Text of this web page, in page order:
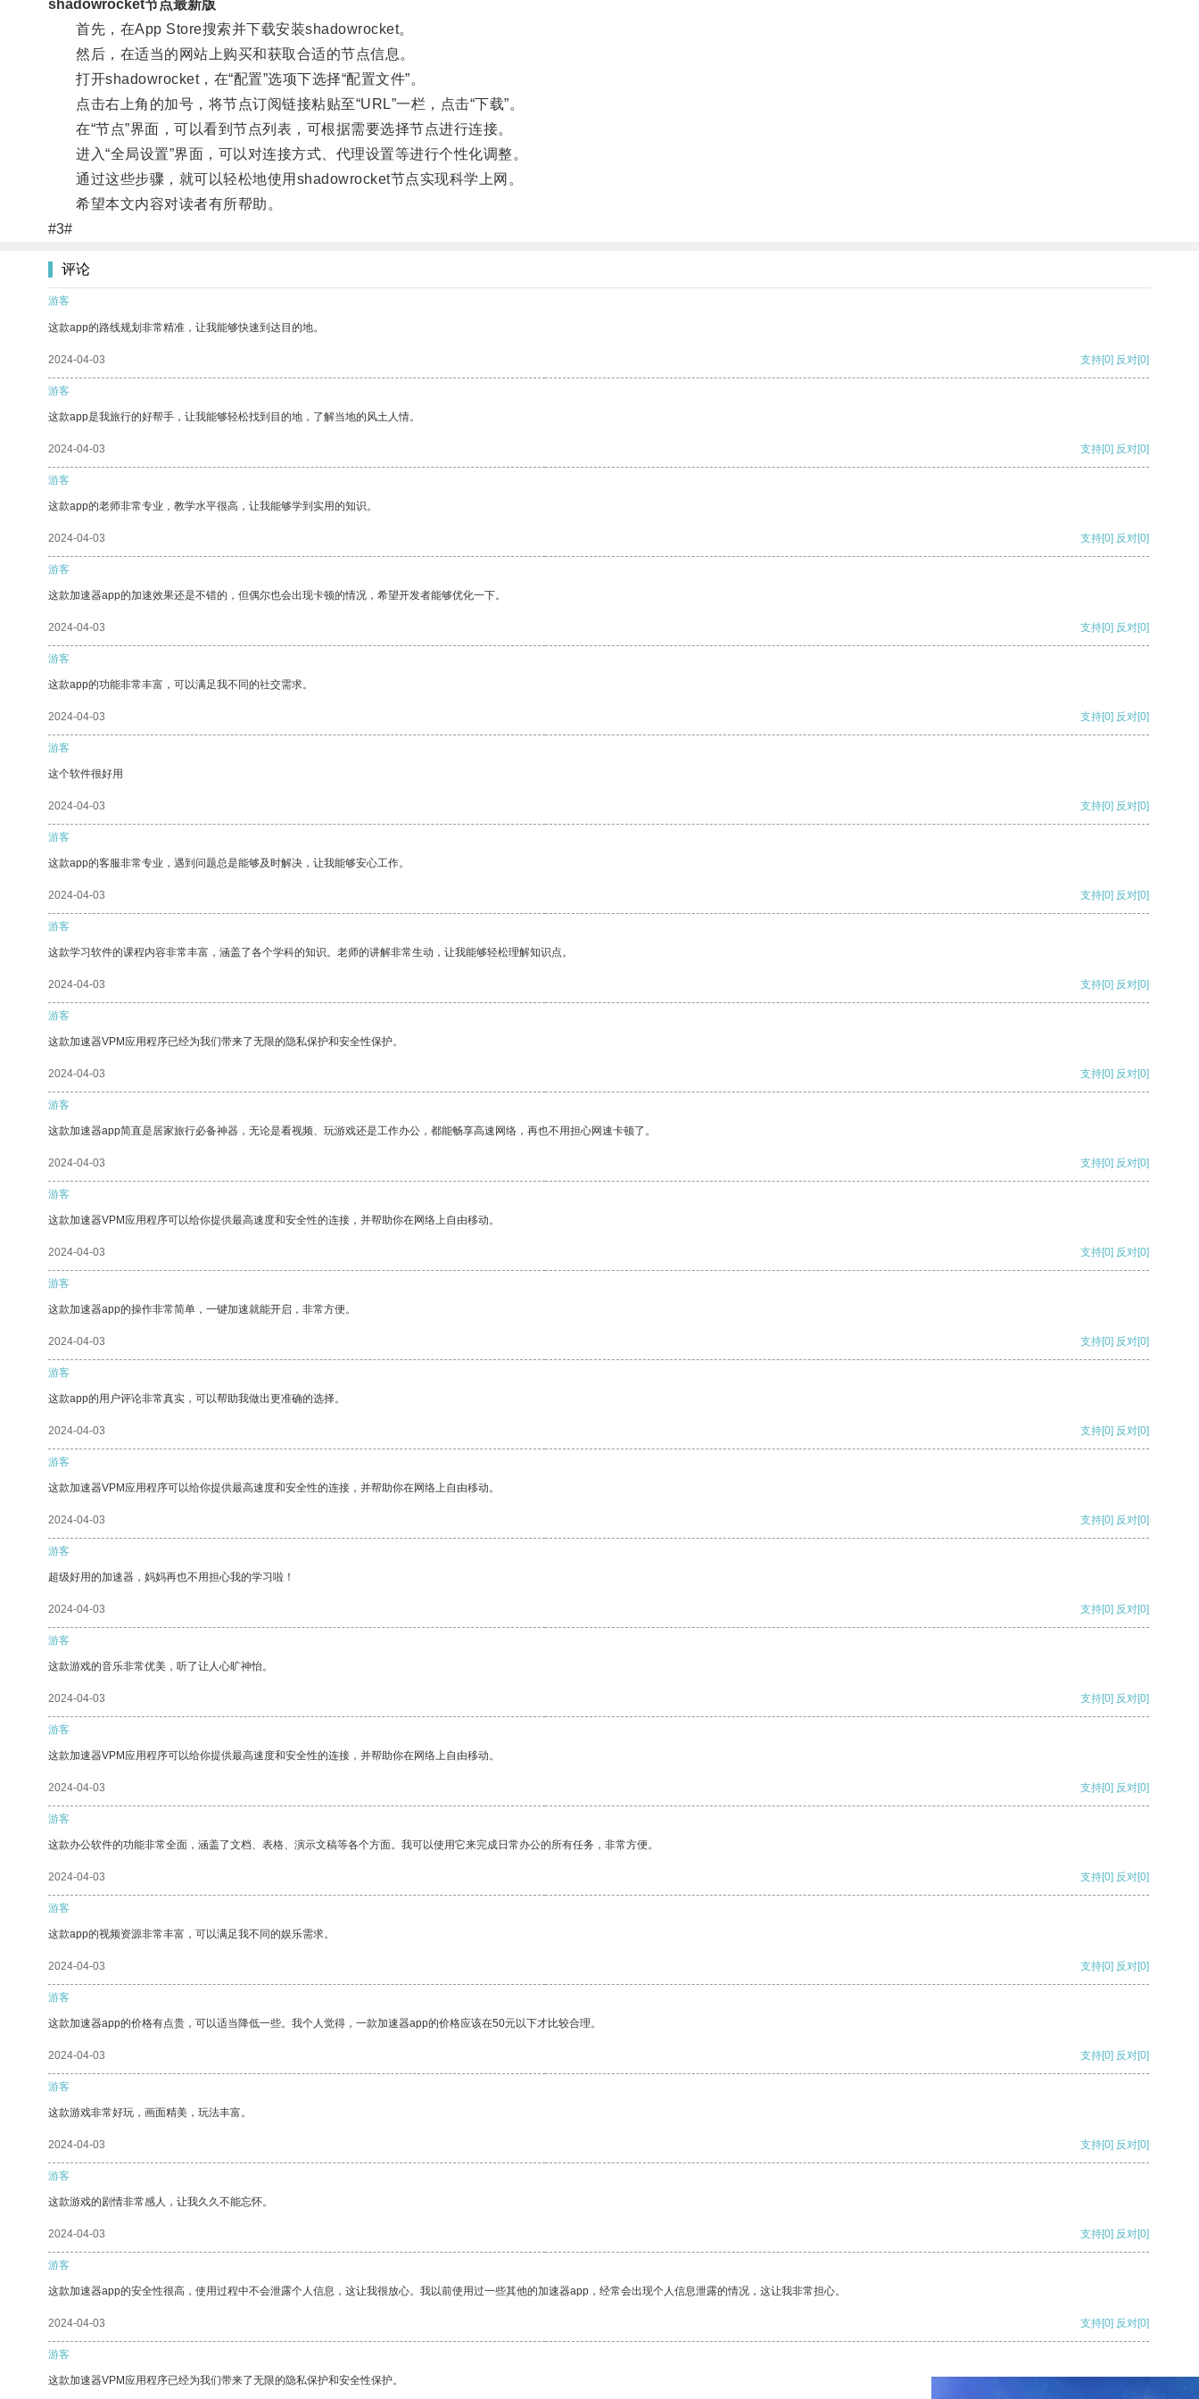
shadowrocket节点最新版
首先，在App Store搜索并下载安装shadowrocket。
然后，在适当的网站上购买和获取合适的节点信息。
打开shadowrocket，在“配置”选项下选择“配置文件”。
点击右上角的加号，将节点订阅链接粘贴至“URL”一栏，点击“下载”。
在“节点”界面，可以看到节点列表，可根据需要选择节点进行连接。
进入“全局设置”界面，可以对连接方式、代理设置等进行个性化调整。
通过这些步骤，就可以轻松地使用shadowrocket节点实现科学上网。
希望本文内容对读者有所帮助。
#3#
评论
游客
这款app的路线规划非常精准，让我能够快速到达目的地。
2024-04-03 支持[0] 反对[0]
游客
这款app是我旅行的好帮手，让我能够轻松找到目的地，了解当地的风土人情。
2024-04-03 支持[0] 反对[0]
游客
这款app的老师非常专业，教学水平很高，让我能够学到实用的知识。
2024-04-03 支持[0] 反对[0]
游客
这款加速器app的加速效果还是不错的，但偶尔也会出现卡顿的情况，希望开发者能够优化一下。
2024-04-03 支持[0] 反对[0]
游客
这款app的功能非常丰富，可以满足我不同的社交需求。
2024-04-03 支持[0] 反对[0]
游客
这个软件很好用
2024-04-03 支持[0] 反对[0]
游客
这款app的客服非常专业，遇到问题总是能够及时解决，让我能够安心工作。
2024-04-03 支持[0] 反对[0]
游客
这款学习软件的课程内容非常丰富，涵盖了各个学科的知识。老师的讲解非常生动，让我能够轻松理解知识点。
2024-04-03 支持[0] 反对[0]
游客
这款加速器VPM应用程序已经为我们带来了无限的隐私保护和安全性保护。
2024-04-03 支持[0] 反对[0]
游客
这款加速器app简直是居家旅行必备神器，无论是看视频、玩游戏还是工作办公，都能畅享高速网络，再也不用担心网速卡顿了。
2024-04-03 支持[0] 反对[0]
游客
这款加速器VPM应用程序可以给你提供最高速度和安全性的连接，并帮助你在网络上自由移动。
2024-04-03 支持[0] 反对[0]
游客
这款加速器app的操作非常简单，一键加速就能开启，非常方便。
2024-04-03 支持[0] 反对[0]
游客
这款app的用户评论非常真实，可以帮助我做出更准确的选择。
2024-04-03 支持[0] 反对[0]
游客
这款加速器VPM应用程序可以给你提供最高速度和安全性的连接，并帮助你在网络上自由移动。
2024-04-03 支持[0] 反对[0]
游客
超级好用的加速器，妈妈再也不用担心我的学习啦！
2024-04-03 支持[0] 反对[0]
游客
这款游戏的音乐非常优美，听了让人心旷神怡。
2024-04-03 支持[0] 反对[0]
游客
这款加速器VPM应用程序可以给你提供最高速度和安全性的连接，并帮助你在网络上自由移动。
2024-04-03 支持[0] 反对[0]
游客
这款办公软件的功能非常全面，涵盖了文档、表格、演示文稿等各个方面。我可以使用它来完成日常办公的所有任务，非常方便。
2024-04-03 支持[0] 反对[0]
游客
这款app的视频资源非常丰富，可以满足我不同的娱乐需求。
2024-04-03 支持[0] 反对[0]
游客
这款加速器app的价格有点贵，可以适当降低一些。我个人觉得，一款加速器app的价格应该在50元以下才比较合理。
2024-04-03 支持[0] 反对[0]
游客
这款游戏非常好玩，画面精美，玩法丰富。
2024-04-03 支持[0] 反对[0]
游客
这款游戏的剧情非常感人，让我久久不能忘怀。
2024-04-03 支持[0] 反对[0]
游客
这款加速器app的安全性很高，使用过程中不会泄露个人信息，这让我很放心。我以前使用过一些其他的加速器app，经常会出现个人信息泄露的情况，这让我非常担心。
2024-04-03 支持[0] 反对[0]
游客
这款加速器VPM应用程序已经为我们带来了无限的隐私保护和安全性保护。